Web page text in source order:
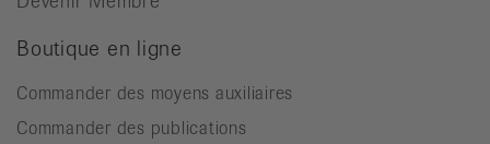
Boutique en ligne
Commander des moyens auxiliaires
Commander des publications